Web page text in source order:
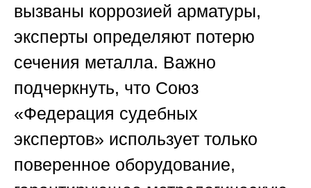
вызваны коррозией арматуры,
эксперты определяют потерю
сечения металла. Важно
подчеркнуть, что Союз
«Федерация судебных
экспертов» использует только
поверенное оборудование,